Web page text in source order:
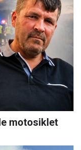
motosiklet